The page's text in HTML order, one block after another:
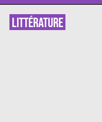
LITTÉRATURE